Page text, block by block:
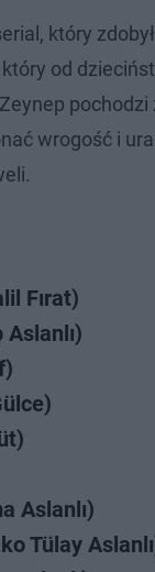
który
od
wrogość i
Fırat)
Aslanlı)
Tülay